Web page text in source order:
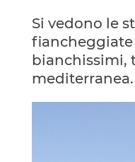
Si vedono le
fiancheggiate
bianchissimi,
mediterranea.